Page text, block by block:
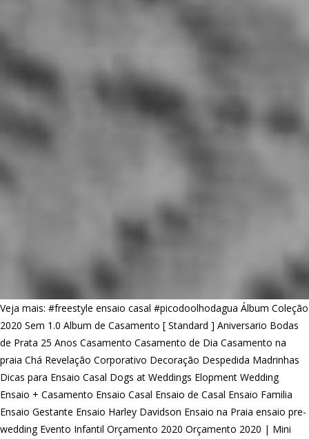
Veja mais: #freestyle ensaio casal #picodoolhodagua Álbum Coleção
2020 Sem 1.0 Album de Casamento [ Standard ] Aniversario Bodas
de Prata 25 Anos Casamento Casamento de Dia Casamento na
praia Chá Revelação Corporativo Decoração Despedida Madrinhas
Dicas para Ensaio Casal Dogs at Weddings Elopment Wedding
Ensaio + Casamento Ensaio Casal Ensaio de Casal Ensaio Familia
Ensaio Gestante Ensaio Harley Davidson Ensaio na Praia ensaio pre-
wedding Evento Infantil Orçamento 2020 Orçamento 2020 | Mini